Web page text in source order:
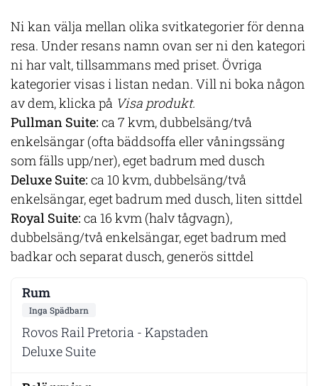
Ni kan välja mellan olika svitkategorier för denna
resa. Under resans namn ovan ser ni den kategori
ni har valt, tillsammans med priset. Övriga
kategorier visas i listan nedan. Vill ni boka någon
av dem, klicka på Visa produkt.
Pullman Suite: ca 7 kvm, dubbelsäng/två
enkelsängar (ofta bäddsoffa eller våningssäng
som fälls upp/ner), eget badrum med dusch
Deluxe Suite: ca 10 kvm, dubbelsäng/två
enkelsängar, eget badrum med dusch, liten sittdel
Royal Suite: ca 16 kvm (halv tågvagn),
dubbelsäng/två enkelsängar, eget badrum med
badkar och separat dusch, generös sittdel
Inga Spädbarn
Rovos Rail Pretoria - Kapstaden
Deluxe Suite